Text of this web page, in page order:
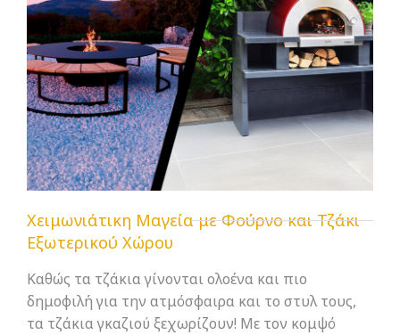
Χειμωνιάτικη Μαγεία με Φούρνο και Τζάκι
Εξωτερικού Χώρου
Καθώς τα τζάκια γίνονται ολοένα και πιο
δημοφιλή για την ατμόσφαιρα και το στυλ τους,
τα τζάκια γκαζιού ξεχωρίζουν! Με τον κομψό